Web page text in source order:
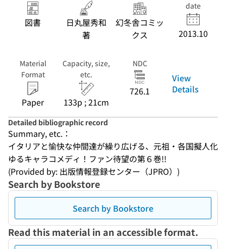
図書
日丸屋秀和
著
幻冬舎コミッ
クス
date
2013.10
Material
Format
Paper
Capacity, size,
etc.
133p ; 21cm
NDC
726.1
View
Details
Detailed bibliographic record
Summary, etc.：
イタリアと愉快な仲間達が繰り広げる、元祖・各国擬人化
ゆるキャラコメディ！ファン待望の第６巻!!
(Provided by: 出版情報登録センター（JPRO）)
Search by Bookstore
Search by Bookstore
Read this material in an accessible format.